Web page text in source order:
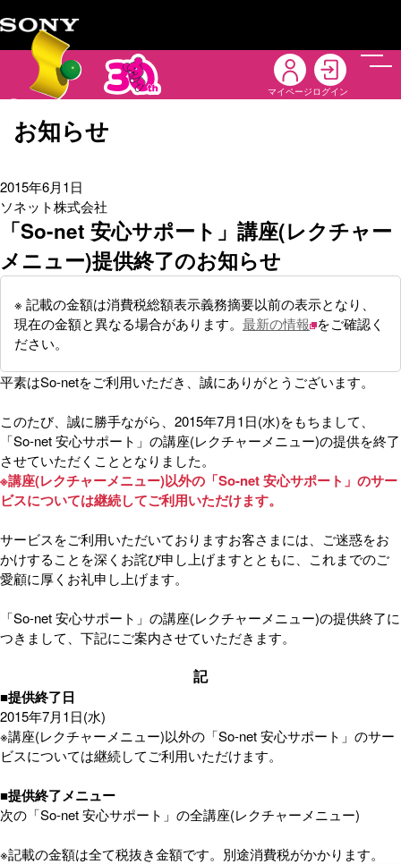
マイページ ログイン
メニ
お知らせ
2015年6月1日
ソネット株式会社
「So-net 安心サポート」講座(レクチャー
メニュー)提供終了のお知らせ
※ 記載の金額は消費税総額表示義務摘要以前の表示となり、
現在の金額と異なる場合があります。 最新の情報 をご確認く
ださい。
平素はSo-netをご利用いただき、誠にありがとうございます。
このたび、誠に勝手ながら、2015年7月1日(水)をもちまして、
「So-net 安心サポート」の講座(レクチャーメニュー)の提供を終了
させていただくこととなりました。
※講座(レクチャーメニュー)以外の「So-net 安心サポート」のサー
ビスについては継続してご利用いただけます。
サービスをご利用いただいておりますお客さまには、ご迷惑をお
かけすることを深くお詫び申し上げますとともに、これまでのご
愛顧に厚くお礼申し上げます。
「So-net 安心サポート」の講座(レクチャーメニュー)の提供終了に
つきまして、下記にご案内させていただきます。
記
■提供終了日
2015年7月1日(水)
※講座(レクチャーメニュー)以外の「So-net 安心サポート」のサー
ビスについては継続してご利用いただけます。
■提供終了メニュー
次の「So-net 安心サポート」の全講座(レクチャーメニュー)
※記載の金額は全て税抜き金額です。別途消費税がかかります。